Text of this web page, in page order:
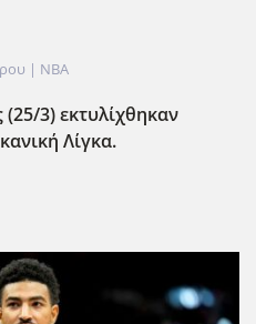
| NBA
3) εκτυλίχθηκαν
Λίγκα.